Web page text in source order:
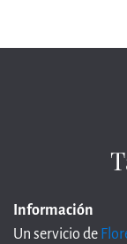
Información
Un servicio de